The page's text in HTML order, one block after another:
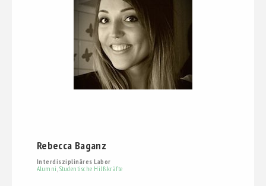
Rebecca Baganz
Interdisziplinäres Labor
Alumni ,Studentische Hilfskräfte